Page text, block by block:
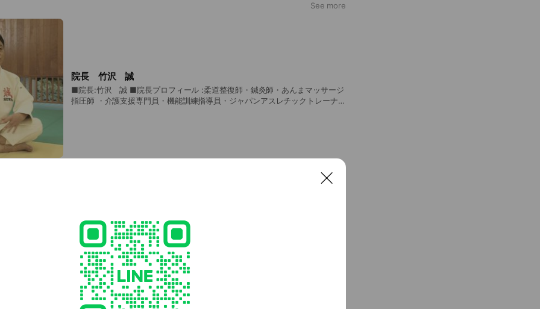
See more
院長 竹沢 誠
■院長:竹沢 誠 ■院長プロフィール :柔道整復師・鍼灸師・あんまマッサージ
指圧師 ・介護支援専門員・機能訓練指導員・ジャパンアスレチックトレーナー
導者の福島大輔をはじめ若手指導者を主軸とし、子どもから一般の柔道指導に
竹沢 連
柔道整復師 あん摩マッサージ指圧師 鍼灸師 機能訓練指導員